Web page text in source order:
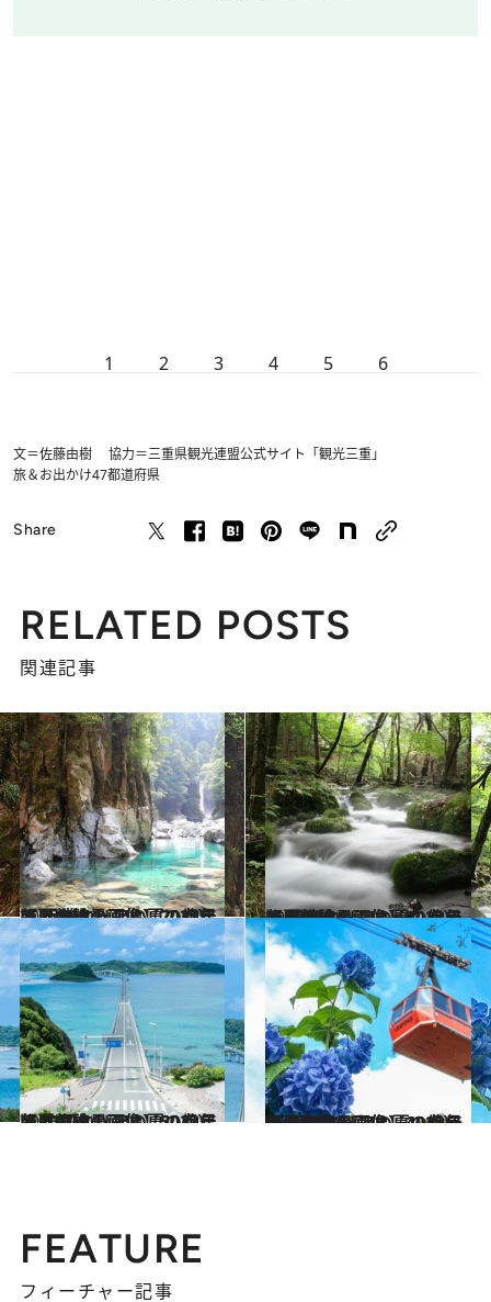
1 2 3 4 5 6
文＝佐藤由樹 協力＝三重県観光連盟公式サイト「観光三重」
旅＆お出かけ47都道府県
Share
RELATED POSTS
関連記事
2023.8.1
【夏の絶景画像】2023年版 近畿エリアの夏の絶景＆風物詩の画像（70点）
旅＆お出かけ 2023.8.5
【夏の絶景画像】2023年版 関東エリアの夏の絶景＆風物詩の画像（70点）
旅＆お出かけ
2023.7.9
【夏の絶景画像】2023年版 中国エリアの夏の絶景＆風物詩の画像（50点）
旅＆お出かけ 2023.7.20
【夏の絶景画像】2023年版 四国エリアの夏の絶景＆風物詩の画像（40点）
旅＆お出かけ
FEATURE
フィーチャー記事